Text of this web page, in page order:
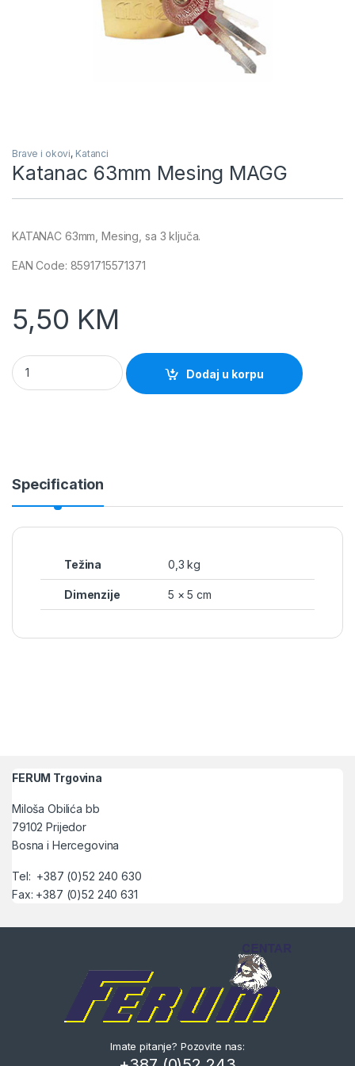
Brave i okovi, Katanci
Katanac 63mm Mesing MAGG
KATANAC 63mm, Mesing, sa 3 ključa.
EAN Code: 8591715571371
5,50 KM
Katanac 63mm Mesing MAGG quantity
Dodaj u korpu
Specification
Težina 0,3 kg
Dimenzije 5 × 5 cm
FERUM Trgovina
Miloša Obilića bb
79102 Prijedor
Bosna i Hercegovina
Tel: +387 (0)52 240 630
Fax: +387 (0)52 240 631
Imate pitanje? Pozovite nas: